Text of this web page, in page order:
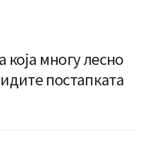
која многу лесно
постапката